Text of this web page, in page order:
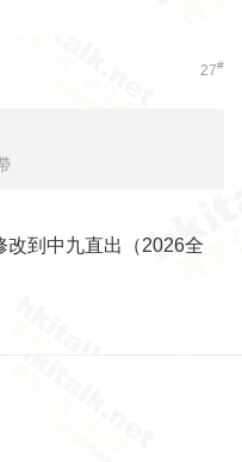
27#
到中九直出（2026全